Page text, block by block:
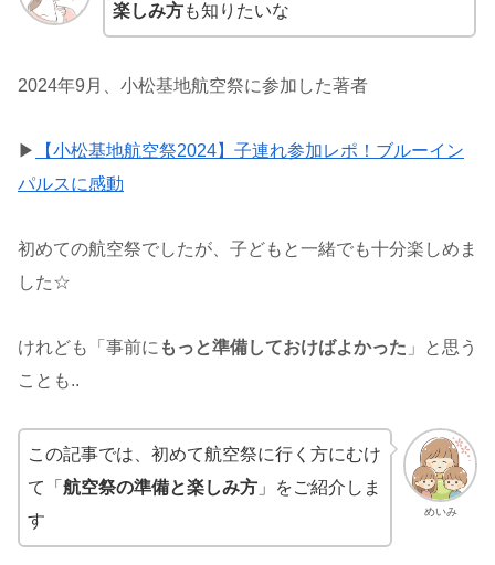
楽しみ方も知りたいな
2024年9月、小松基地航空祭に参加した著者
▶
【小松基地航空祭2024】子連れ参加レポ！ブルーイン
パルスに感動
初めての航空祭でしたが、子どもと一緒でも十分楽しめま
した☆
けれども「事前に もっと準備しておけばよかった 」と思う
ことも..
めいみ
この記事では、初めて航空祭に行く方にむけ
て「 航空祭の準備と楽しみ方 」をご紹介しま
す